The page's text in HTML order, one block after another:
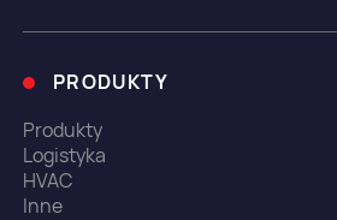
PRODUKTY
Produkty
Logistyka
HVAC
Inne